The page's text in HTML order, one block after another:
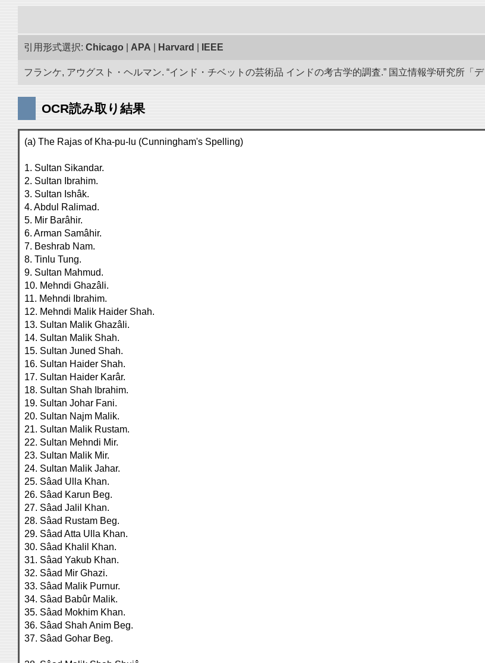
引用形式選択: Chicago APA Harvard IEEE
フランケ, アウグスト・ヘルマン. “インド・チベットの芸術品 インドの考古学的調査.” 国立情報学研究所「
OCR読み取り結果
(a) The Rajas of Kha-pu-lu (Cunningham's Spelling)
1. Sultan Sikandar.
2. Sultan Ibrahim.
3. Sultan Ishâk.
4. Abdul Ralimad.
5. Mir Barâhir.
6. Arman Samâhir.
7. Beshrab Nam.
8. Tinlu Tung.
9. Sultan Mahmud.
10. Mehndi Ghazâli.
11. Mehndi Ibrahim.
12. Mehndi Malik Haider Shah.
13. Sultan Malik Ghazâli.
14. Sultan Malik Shah.
15. Sultan Juned Shah.
16. Sultan Haider Shah.
17. Sultan Haider Karâr.
18. Sultan Shah Ibrahim.
19. Sultan Johar Fani.
20. Sultan Najm Malik.
21. Sultan Malik Rustam.
22. Sultan Mehndi Mir.
23. Sultan Malik Mir.
24. Sultan Malik Jahar.
25. Sâad Ulla Khan.
26. Sâad Karun Beg.
27. Sâad Jalil Khan.
28. Sâad Rustam Beg.
29. Sâad Atta Ulla Khan.
30. Sâad Khalil Khan.
31. Sâad Yakub Khan.
32. Sâad Mir Ghazi.
33. Sâad Malik Purnur.
34. Sâad Babûr Malik.
35. Sâad Mokhim Khan.
36. Sâad Shah Anim Beg.
37. Sâad Gohar Beg.